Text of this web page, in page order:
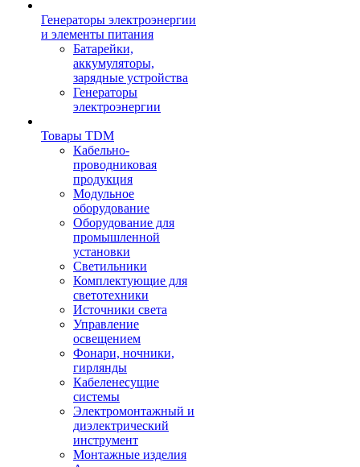
Генераторы электроэнергии
и элементы питания
Батарейки,
аккумуляторы,
зарядные устройства
Генераторы
электроэнергии
Товары TDM
Кабельно-
проводниковая
продукция
Модульное
оборудование
Оборудование для
промышленной
установки
Светильники
Комплектующие для
светотехники
Источники света
Управление
освещением
Фонари, ночники,
гирлянды
Кабеленесущие
системы
Электромонтажный и
диэлектрический
инструмент
Монтажные изделия